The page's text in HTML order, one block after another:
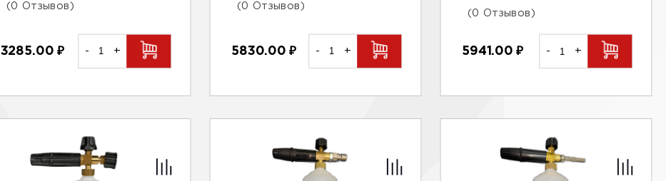
(0 Отзывов)
3285.00₽ - +
(0 Отзывов)
5830.00₽ - +
(0 Отзывов)
5941.00₽ - +